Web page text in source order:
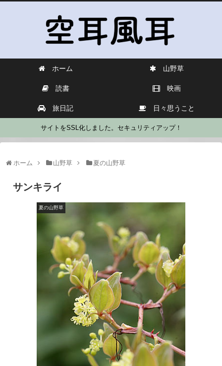
ホーム 山野草
読書 映画
旅日記 日々思うこと
サイトをSSL化しました。セキュリティアップ！
ホーム 山野草 夏の山野草
サンキライ
夏の山野草